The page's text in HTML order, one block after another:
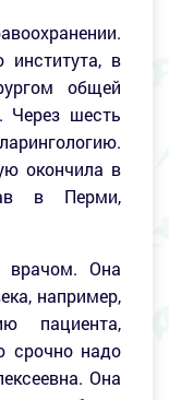
института, в
общей
Через шесть
окончила в
в Перми,
Она
например,
пациента,
срочно надо
Она